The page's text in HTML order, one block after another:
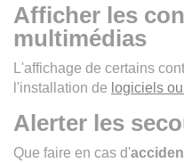
Afficher les
multimédias
L'affichage de certains
l'installation de logiciels
Alerter les
Que faire en cas d'